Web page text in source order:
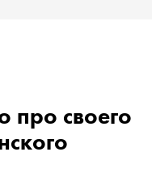
про своего